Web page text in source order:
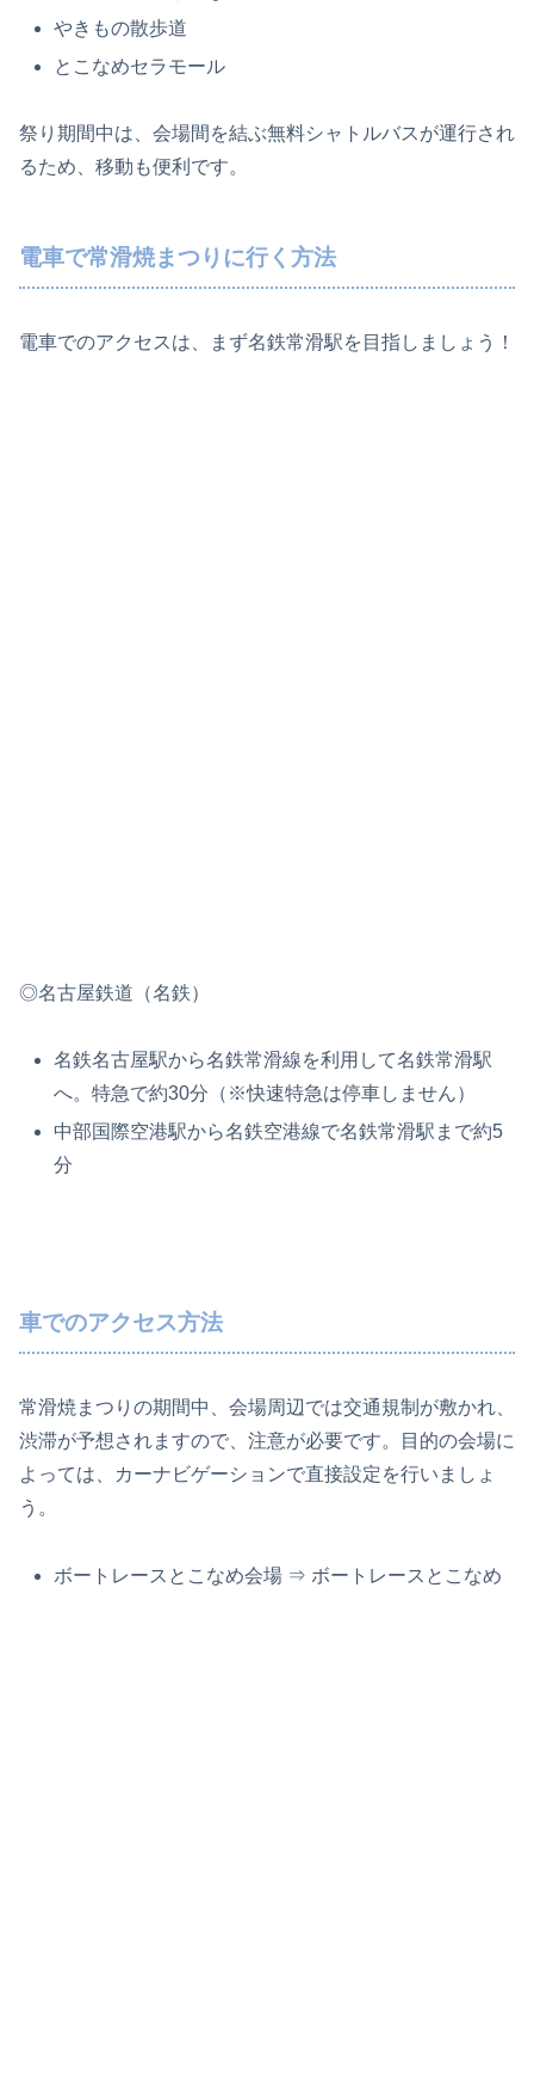
やきもの散歩道
とこなめセラモール
祭り期間中は、会場間を結ぶ無料シャトルバスが運行され
るため、移動も便利です。
電車で常滑焼まつりに行く方法
電車でのアクセスは、まず名鉄常滑駅を目指しましょう！
◎名古屋鉄道（名鉄）
名鉄名古屋駅から名鉄常滑線を利用して名鉄常滑駅
へ。特急で約30分（※快速特急は停車しません）
中部国際空港駅から名鉄空港線で名鉄常滑駅まで約5
分
車でのアクセス方法
常滑焼まつりの期間中、会場周辺では交通規制が敷かれ、
渋滞が予想されますので、注意が必要です。目的の会場に
よっては、カーナビゲーションで直接設定を行いましょ
う。
ボートレースとこなめ会場 ⇒ ボートレースとこなめ